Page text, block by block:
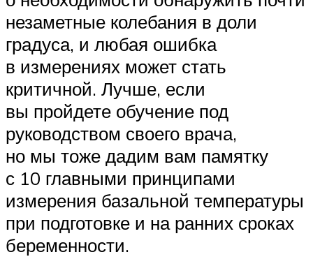
незаметные колебания в доли
градуса, и любая ошибка
в измерениях может стать
критичной. Лучше, если
вы пройдете обучение под
руководством своего врача,
но мы тоже дадим вам памятку
с 10 главными принципами
измерения базальной температуры
при подготовке и на ранних сроках
беременности.